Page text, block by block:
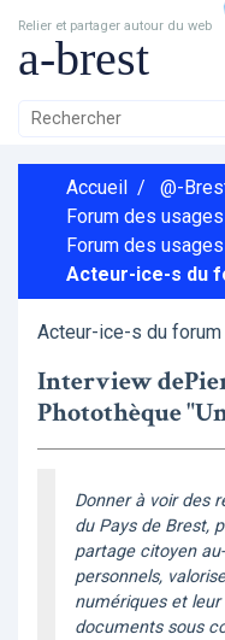
Relier et partager autour du web
a-brest
Accueil / @-
Forum des
Forum des
Acteur-ice-s du
Acteur-ice-s du
Interview
Photothèque
Donner à voir des
du Pays de Brest,
partage citoyen
personnels,
numériques et
documents sous